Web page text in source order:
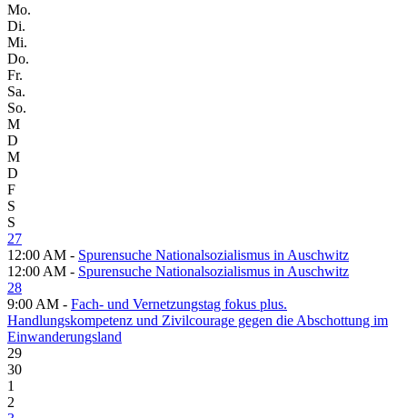
Mo.
Di.
Mi.
Do.
Fr.
Sa.
So.
M
D
M
D
F
S
S
27
12:00 AM - Spurensuche Nationalsozialismus in Auschwitz
12:00 AM - Spurensuche Nationalsozialismus in Auschwitz
28
9:00 AM - Fach- und Vernetzungstag fokus plus.
Handlungskompetenz und Zivilcourage gegen die Abschottung im
Einwanderungsland
29
30
1
2